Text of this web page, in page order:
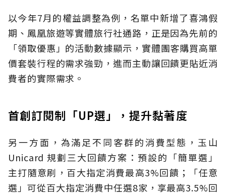
以今年7月的權益調整為例，名單中新增了喜鴻假
期、鳳凰旅遊等實體旅行社通路，正是因為先前的
「領取優惠」的活動數據顯示，實體團客購買高單
價套裝行程的需求強勁，進而主動讓回饋更貼近消
費者的實際需求。
首創訂閱制「UP選」，提升黏著度
另一方面，為滿足不同客群的消費型態，玉山
Unicard 規劃三大回饋方案：預設的「簡單選」
主打隨意刷，百大指定消費最高3%回饋；「任意
選」可從百大指定消費中任選8家，享最高3.5%回